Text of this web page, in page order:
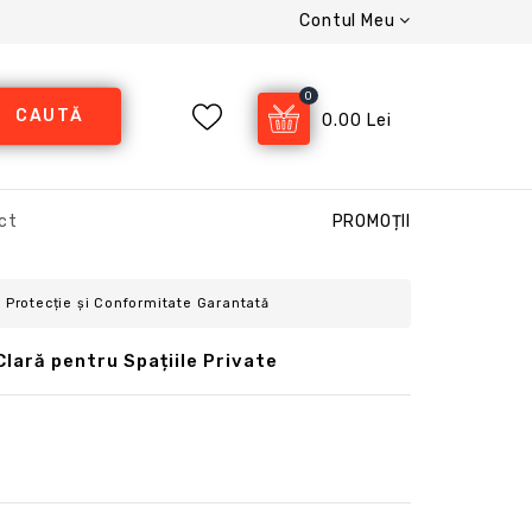
Contul Meu
CAUTĂ
0
0.00 Lei
PROMOȚII
Protecție și Conformitate Garantată
pentru Spațiile Private